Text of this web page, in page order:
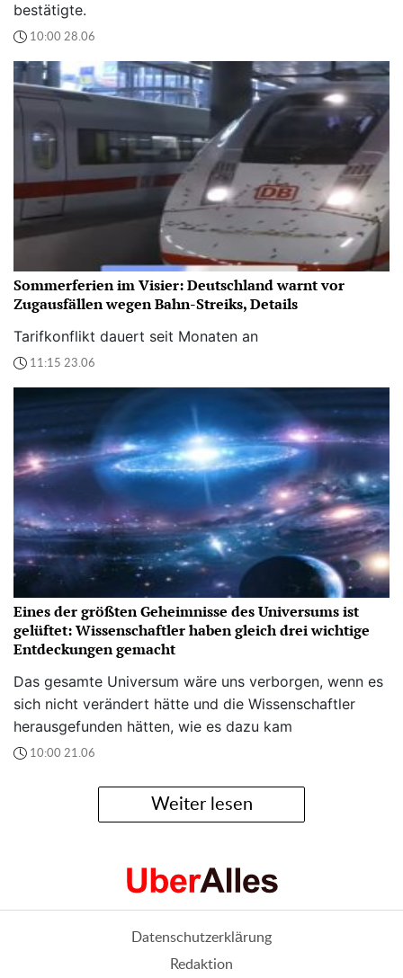
bestätigte.
10:00 28.06
Sommerferien im Visier: Deutschland warnt vor
Zugausfällen wegen Bahn-Streiks, Details
Tarifkonflikt dauert seit Monaten an
11:15 23.06
Eines der größten Geheimnisse des Universums ist
gelüftet: Wissenschaftler haben gleich drei wichtige
Entdeckungen gemacht
Das gesamte Universum wäre uns verborgen, wenn es
sich nicht verändert hätte und die Wissenschaftler
herausgefunden hätten, wie es dazu kam
10:00 21.06
Weiter lesen
Datenschutzerklärung
Redaktion